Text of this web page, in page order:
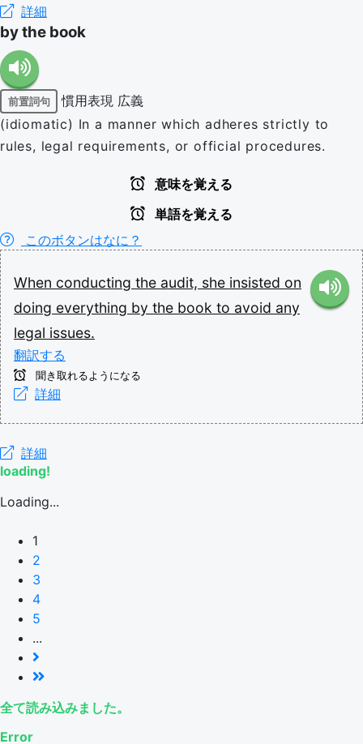
詳細
by the book
前置詞句 慣用表現 広義
(idiomatic) In a manner which adheres strictly to
rules, legal requirements, or official procedures.
意味を覚える
単語を覚える
このボタンはなに？
When conducting the audit, she insisted on
doing everything by the book to avoid any
legal issues.
翻訳する
聞き取れるようになる
詳細
詳細
loading!
Loading...
1
2
3
4
5
...
全て読み込みました。
Error